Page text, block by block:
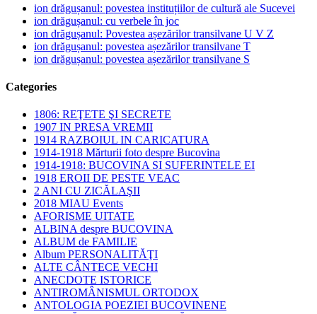
ion drăgușanul: povestea instituțiilor de cultură ale Sucevei
ion drăgușanul: cu verbele în joc
ion drăgușanul: Povestea așezărilor transilvane U V Z
ion drăgușanul: povestea așezărilor transilvane T
ion drăgușanul: povestea așezărilor transilvane S
Categories
1806: REŢETE ŞI SECRETE
1907 IN PRESA VREMII
1914 RAZBOIUL IN CARICATURA
1914-1918 Mărturii foto despre Bucovina
1914-1918: BUCOVINA SI SUFERINTELE EI
1918 EROII DE PESTE VEAC
2 ANI CU ZICĂLAŞII
2018 MIAU Events
AFORISME UITATE
ALBINA despre BUCOVINA
ALBUM de FAMILIE
Album PERSONALITĂŢI
ALTE CÂNTECE VECHI
ANECDOTE ISTORICE
ANTIROMÂNISMUL ORTODOX
ANTOLOGIA POEZIEI BUCOVINENE